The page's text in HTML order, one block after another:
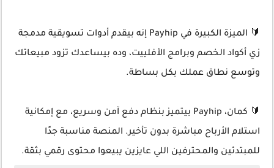
🔰 الميزة الكبيرة في Payhip إنه بيقدم أدوات تسويقية مدمجة
زي أكواد الخصم وبرامج الأفلييت، وده بيساعدك تزود مبيعاتك
وتوسع نطاق عملك بكل بساطة.
🔰 كمان، Payhip بيتميز بنظام دفع آمن وسريع، مع إمكانية
استلام الأرباح مباشرة بدون تأخير. المنصة مناسبة جدًا
للمبتدئين والمحترفين اللي عايزين يبيعوا محتوى رقمي بثقة.